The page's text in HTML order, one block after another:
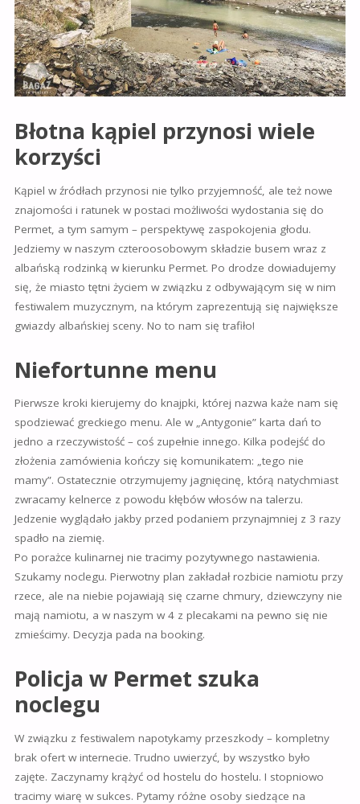
Błotna kąpiel przynosi wiele
korzyści
Kąpiel w źródłach przynosi nie tylko przyjemność, ale też nowe
znajomości i ratunek w postaci możliwości wydostania się do
Permet, a tym samym – perspektywę zaspokojenia głodu.
Jedziemy w naszym czteroosobowym składzie busem wraz z
albańską rodzinką w kierunku Permet. Po drodze dowiadujemy
się, że miasto tętni życiem w związku z odbywającym się w nim
festiwalem muzycznym, na którym zaprezentują się największe
gwiazdy albańskiej sceny. No to nam się trafiło!
Niefortunne menu
Pierwsze kroki kierujemy do knajpki, której nazwa każe nam się
spodziewać greckiego menu. Ale w „Antygonie” karta dań to
jedno a rzeczywistość – coś zupełnie innego. Kilka podejść do
złożenia zamówienia kończy się komunikatem: „tego nie
mamy”. Ostatecznie otrzymujemy jagnięcinę, którą natychmiast
zwracamy kelnerce z powodu kłębów włosów na talerzu.
Jedzenie wyglądało jakby przed podaniem przynajmniej z 3 razy
spadło na ziemię.
Po porażce kulinarnej nie tracimy pozytywnego nastawienia.
Szukamy noclegu. Pierwotny plan zakładał rozbicie namiotu przy
rzece, ale na niebie pojawiają się czarne chmury, dziewczyny nie
mają namiotu, a w naszym w 4 z plecakami na pewno się nie
zmieścimy. Decyzja pada na booking.
Policja w Permet szuka
noclegu
W związku z festiwalem napotykamy przeszkody – kompletny
brak ofert w internecie. Trudno uwierzyć, by wszystko było
zajęte. Zaczynamy krążyć od hostelu do hostelu. I stopniowo
tracimy wiarę w sukces. Pytamy różne osoby siedzące na